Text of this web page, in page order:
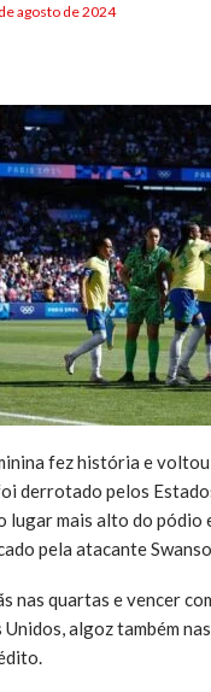
agosto de 2024
fez história e
derrotado pelos
lugar mais alto do
pela atacante
nas quartas e vencer
algoz também